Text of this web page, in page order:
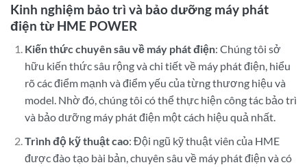
Kinh nghiệm bảo trì và bảo dưỡng máy phát
điện từ HME POWER
Kiến thức chuyên sâu về máy phát điện: Chúng tôi sở
hữu kiến thức sâu rộng và chi tiết về máy phát điện, hiểu
rõ các điểm mạnh và điểm yếu của từng thương hiệu và
model. Nhờ đó, chúng tôi có thể thực hiện công tác bảo trì
và bảo dưỡng máy phát điện một cách hiệu quả nhất.
Trình độ kỹ thuật cao: Đội ngũ kỹ thuật viên của HME
được đào tạo bài bản, chuyên sâu về máy phát điện và có